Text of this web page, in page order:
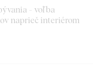
- voľba
naprieč interiérom